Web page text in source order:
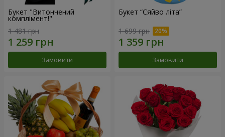
Букет "Витончений
комплімент!"
1 481 грн
Замовити
Букет “Сяйво літа”
1 699 грн
Замовити